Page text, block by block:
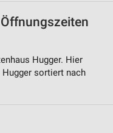
Hugger. Hier
sortiert nach